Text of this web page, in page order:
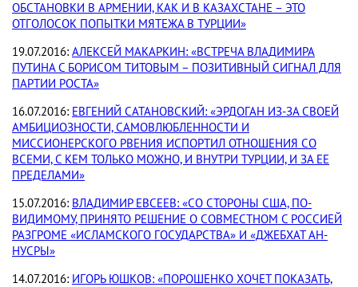
ОБСТАНОВКИ В АРМЕНИИ, КАК И В КАЗАХСТАНЕ – ЭТО
ОТГОЛОСОК ПОПЫТКИ МЯТЕЖА В ТУРЦИИ»
19.07.2016: АЛЕКСЕЙ МАКАРКИН: «ВСТРЕЧА ВЛАДИМИРА
ПУТИНА С БОРИСОМ ТИТОВЫМ – ПОЗИТИВНЫЙ СИГНАЛ ДЛЯ
ПАРТИИ РОСТА»
16.07.2016: ЕВГЕНИЙ САТАНОВСКИЙ: «ЭРДОГАН ИЗ-ЗА СВОЕЙ
АМБИЦИОЗНОСТИ, САМОВЛЮБЛЕННОСТИ И
МИССИОНЕРСКОГО РВЕНИЯ ИСПОРТИЛ ОТНОШЕНИЯ СО
ВСЕМИ, С КЕМ ТОЛЬКО МОЖНО, И ВНУТРИ ТУРЦИИ, И ЗА ЕЕ
ПРЕДЕЛАМИ»
15.07.2016: ВЛАДИМИР ЕВСЕЕВ: «СО СТОРОНЫ США, ПО-
ВИДИМОМУ, ПРИНЯТО РЕШЕНИЕ О СОВМЕСТНОМ С РОССИЕЙ
РАЗГРОМЕ «ИСЛАМСКОГО ГОСУДАРСТВА» И «ДЖЕБХАТ АН-
НУСРЫ»
14.07.2016: ИГОРЬ ЮШКОВ: «ПОРОШЕНКО ХОЧЕТ ПОКАЗАТЬ,